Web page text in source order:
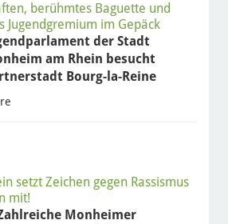
berühmtes Baguette und
Jugendgremium im Gepäck
der Stadt
am Rhein besucht
Bourg-la-Reine
setzt Zeichen gegen Rassismus
mit!
Monheimer